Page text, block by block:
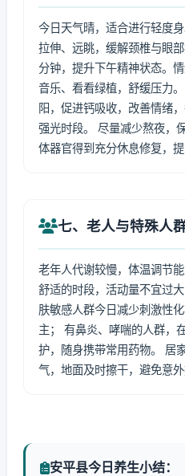
今日天气晴，适合进行轻度
拉伸、远眺，缓解颈椎与眼
分钟，提升下午精神状态。
音乐、看看绿植，舒缓压力
阳，促进钙吸收，改善情绪
强光时段。 尽量减少熬夜，
体器官得到充分休息修复，提
七、老人与特殊人
老年人代谢较慢，体温调节
舒适的时段，活动量不宜过
肤敏感人群今日减少刺激性
主； 有鼻炎、哮喘的人群，
护，随身携带常用药物。 居
气，地面及时擦干，避免意外
安平县今日养生小结：